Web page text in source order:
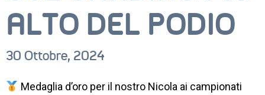
SETTORI
PROFESSIONALI
SERVIZI
ALTO DEL PODIO
30 Ottobre, 2024
Medaglia d’oro per il nostro Nicola ai campionati